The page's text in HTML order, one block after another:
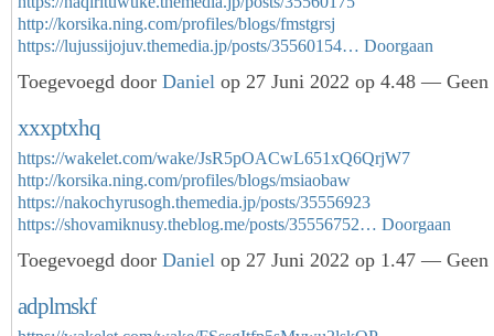
http://korsika.ning.com/profiles/blogs/fmstgrsj
https://lujussijojuv.themedia.jp/posts/35560154… Doorgaan
Toegevoegd door Daniel op 27 Juni 2022 op 4.48 — Geen
xxxptxhq
https://wakelet.com/wake/JsR5pOACwL651xQ6QrjW7
http://korsika.ning.com/profiles/blogs/msiaobaw
https://nakochyrusogh.themedia.jp/posts/35556923
https://shovamiknusy.theblog.me/posts/35556752… Doorgaan
Toegevoegd door Daniel op 27 Juni 2022 op 1.47 — Geen
adplmskf